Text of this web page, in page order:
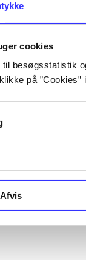
cookies
til besøgsstatistik
på
Afvis